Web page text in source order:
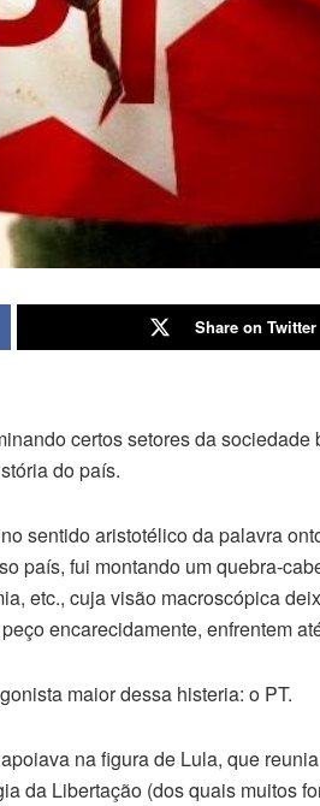
Share on Twitter
certos setores da sociedade
do país.
sentido aristotélico da palavra
país, fui montando um quebra-
etc., cuja visão macroscópica
encarecidamente, enfrentem
maior dessa histeria: o PT.
na figura de Lula, que
da Libertação (dos quais muitos